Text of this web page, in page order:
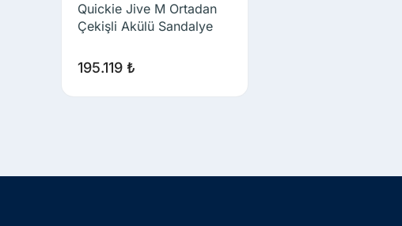
Quickie Jive M Ortadan
Çekişli Akülü Sandalye
195.119₺